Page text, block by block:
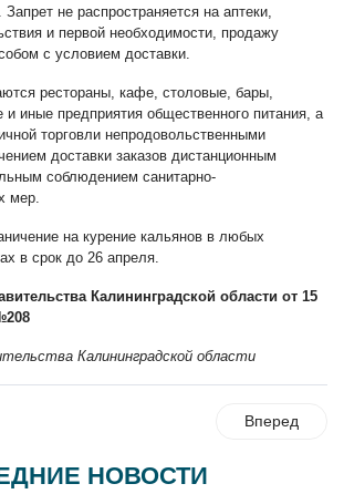
не распространяется на аптеки,
и первой необходимости, продажу
с условием доставки.
рестораны, кафе, столовые, бары,
иные предприятия общественного питания, а
торговли непродовольственными
доставки заказов дистанционным
соблюдением санитарно-
мер.
на курение кальянов в любых
в срок до 26 апреля.
Калининградской области от 15
Калининградской области
Вперед
НОВОСТИ